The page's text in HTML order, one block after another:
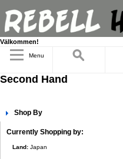
Välkommen!
Menu
Second Hand
Shop By
Currently Shopping by:
Land: Japan